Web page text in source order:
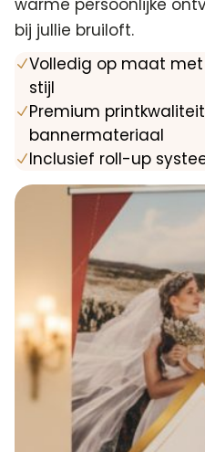
bij jullie bruiloft.
NVolledig op maat
stijl
NPremium
bannermateriaal
NInclusief roll-up